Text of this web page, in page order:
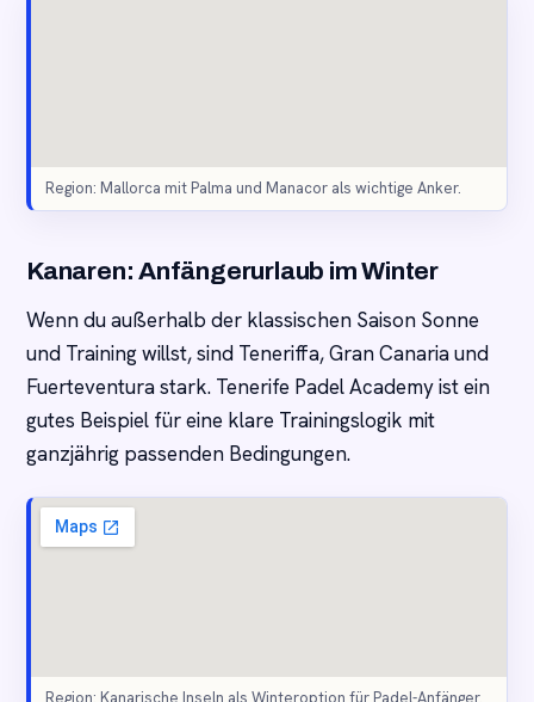
Region: Mallorca mit Palma und Manacor als wichtige Anker.
Kanaren: Anfängerurlaub im Winter
Wenn du außerhalb der klassischen Saison Sonne
und Training willst, sind Teneriffa, Gran Canaria und
Fuerteventura stark. Tenerife Padel Academy ist ein
gutes Beispiel für eine klare Trainingslogik mit
ganzjährig passenden Bedingungen.
Region: Kanarische Inseln als Winteroption für Padel-Anfänger.